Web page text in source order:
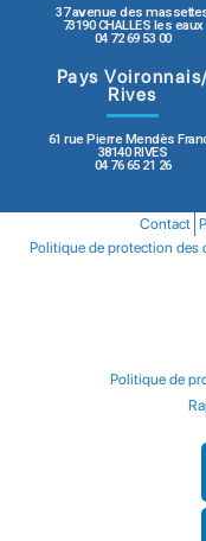
37 avenue des
73190 CHALLES les eaux
04 72 69 53 00
Pays
Rives
61 rue Pierre Mendès
38140 RIVES
04 76 65 21 26
Contact
Politique de protection des
Politique de